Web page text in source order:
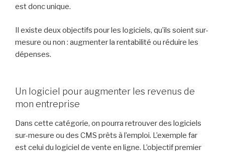
est donc unique.
Il existe deux objectifs pour les logiciels, qu’ils soient sur-
mesure ou non : augmenter la rentabilité ou réduire les
dépenses.
Un logiciel pour augmenter les revenus de
mon entreprise
Dans cette catégorie, on pourra retrouver des logiciels
sur-mesure ou des CMS prêts à l’emploi. L’exemple far
est celui du logiciel de vente en ligne. L’objectif premier